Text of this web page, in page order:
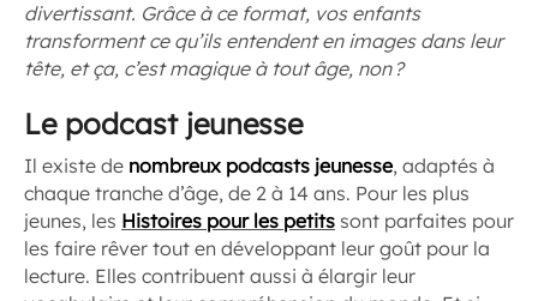
divertissant. Grâce à ce format, vos enfants
transforment ce qu’ils entendent en images dans leur
tête, et ça, c’est magique à tout âge, non ?
Le podcast jeunesse
Il existe de nombreux podcasts jeunesse, adaptés à
chaque tranche d’âge, de 2 à 14 ans. Pour les plus
jeunes, les Histoires pour les petits sont parfaites pour
les faire rêver tout en développant leur goût pour la
lecture. Elles contribuent aussi à élargir leur